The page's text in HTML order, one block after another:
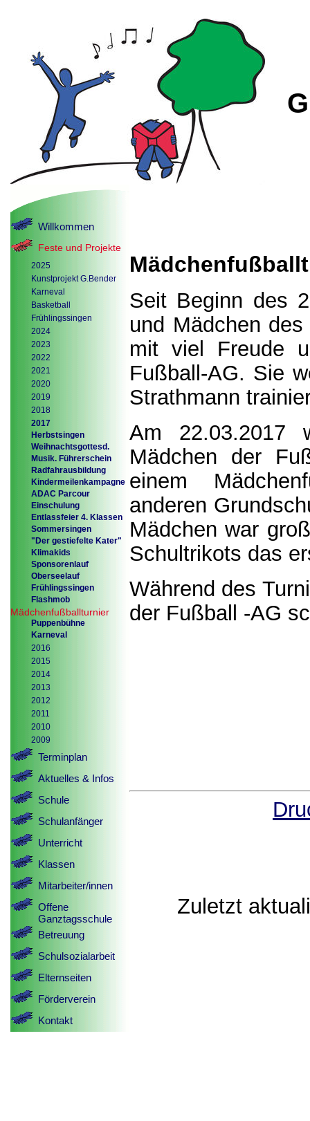
Willkommen
Feste und Projekte
2025
Kunstprojekt G.Bender
Karneval
Basketball
Frühlingssingen
2024
2023
2022
2021
2020
2019
2018
2017
Herbstsingen
Weihnachtsgottesd.
Musik. Führerschein
Radfahrausbildung
Kindermeilenkampagne
ADAC Parcour
Einschulung
Entlassfeier 4. Klassen
Sommersingen
"Der gestiefelte Kater"
Klimakids
Sponsorenlauf
Oberseelauf
Frühlingssingen
Flashmob
Mädchenfußballturnier
Puppenbühne
Karneval
2016
2015
2014
2013
2012
2011
2010
2009
Terminplan
Aktuelles & Infos
Schule
Schulanfänger
Unterricht
Klassen
Mitarbeiter/innen
Offene
Ganztagsschule
Betreuung
Schulsozialarbeit
Elternseiten
Förderverein
Kontakt
Seit Beginn des
und Mädchen
mit viel Freude
Fußball-AG. Sie
Strathmann
Am 22.03.2017
Mädchen der
einem
anderen
Mädchen war
Schultrikots das
Während des
der Fußball -AG
Zuletzt